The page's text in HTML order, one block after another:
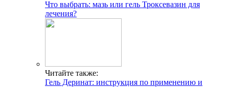
Что выбрать: мазь или гель Троксевазин для
лечения?
Читайте также:
Гель Деринат: инструкция по применению и